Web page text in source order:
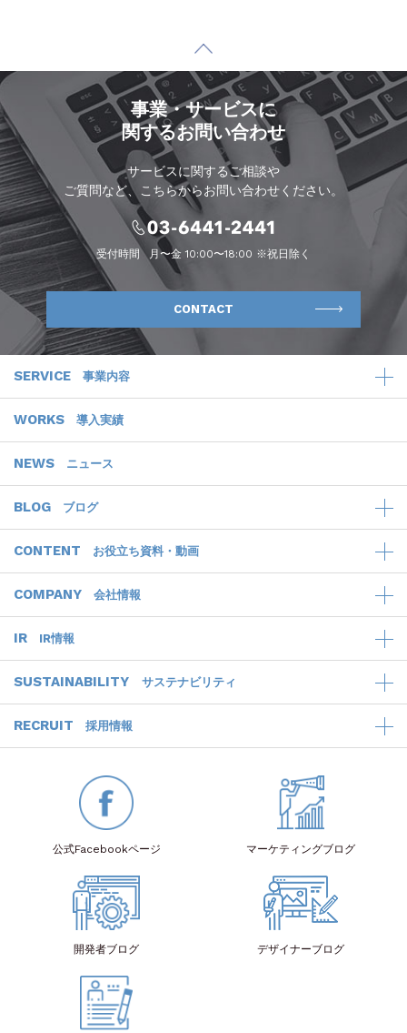
事業・サービスに
関するお問い合わせ
サービスに関するご相談や
ご質問など、こちらからお問い合わせください。
受付時間 月〜金 10:00〜18:00 ※祝日除く
CONTACT
SERVICE 事業内容
WORKS 導入実績
NEWS ニュース
BLOG ブログ
CONTENT お役立ち資料・動画
COMPANY 会社情報
IR IR情報
SUSTAINABILITY サステナビリティ
RECRUIT 採用情報
公式Facebookページ マーケティングブログ
開発者ブログ デザイナーブログ